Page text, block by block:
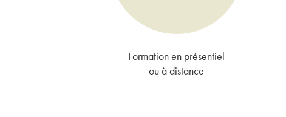
Formation en présentiel
ou à distance